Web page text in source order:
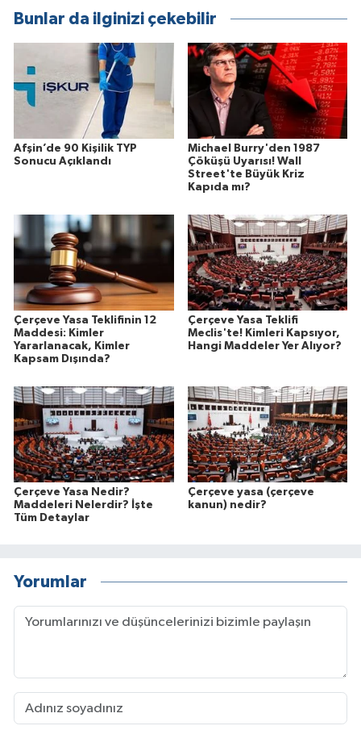
Bunlar da ilginizi çekebilir
Afşin’de 90 Kişilik TYP
Sonucu Açıklandı
Michael Burry'den 1987
Çöküşü Uyarısı! Wall
Street'te Büyük Kriz
Kapıda mı?
Çerçeve Yasa Teklifinin 12
Maddesi: Kimler
Yararlanacak, Kimler
Kapsam Dışında?
Çerçeve Yasa Teklifi
Meclis'te! Kimleri Kapsıyor,
Hangi Maddeler Yer Alıyor?
Çerçeve Yasa Nedir?
Maddeleri Nelerdir? İşte
Tüm Detaylar
Çerçeve yasa (çerçeve
kanun) nedir?
Yorumlar